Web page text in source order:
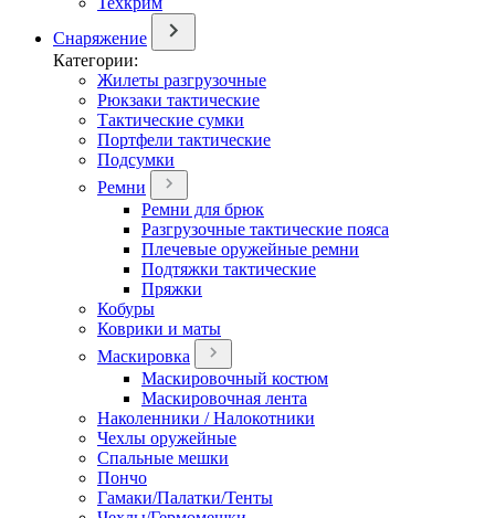
Снаряжение
Категории:
Жилеты разгрузочные
Рюкзаки тактические
Тактические сумки
Портфели тактические
Подсумки
Ремни
Ремни для брюк
Разгрузочные тактические пояса
Плечевые оружейные ремни
Подтяжки тактические
Пряжки
Кобуры
Коврики и маты
Маскировка
Маскировочный костюм
Маскировочная лента
Наколенники / Налокотники
Чехлы оружейные
Спальные мешки
Пончо
Гамаки/Палатки/Тенты